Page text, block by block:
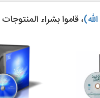
، قاموا بشراء المنتوجات